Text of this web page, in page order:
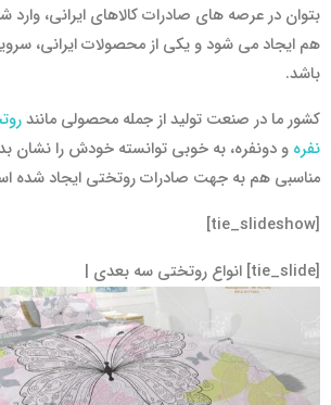
بتوان در عرصه های صادرات کالاهای ایرانی، وارد
هم ایجاد می شود و یکی از محصولات ایرانی،
باشد.
کشور ما در صنعت تولید از جمله محصولی مانند
نفره و دونفره، به خوبی توانسته خودش را
مناسبی هم به جهت صادرات روتختی ایجاد شده
[tie_slideshow]
[tie_slide] انواع روتختی سه بعدی |